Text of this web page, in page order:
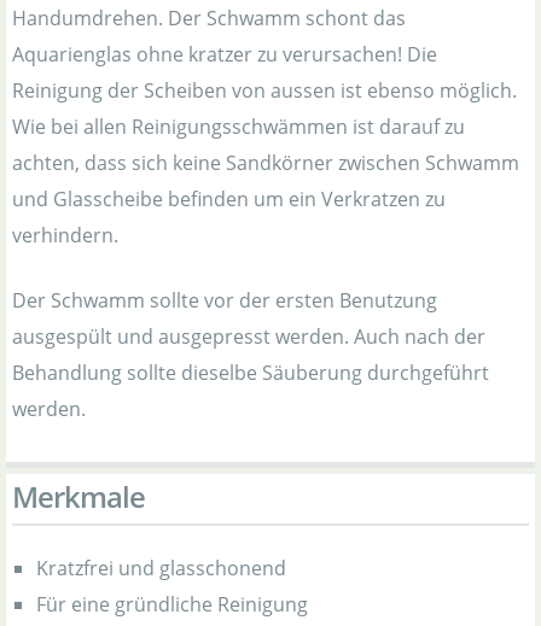
Handumdrehen. Der Schwamm schont das
Aquarienglas ohne kratzer zu verursachen! Die
Reinigung der Scheiben von aussen ist ebenso möglich.
Wie bei allen Reinigungsschwämmen ist darauf zu
achten, dass sich keine Sandkörner zwischen Schwamm
und Glasscheibe befinden um ein Verkratzen zu
verhindern.
Der Schwamm sollte vor der ersten Benutzung
ausgespült und ausgepresst werden. Auch nach der
Behandlung sollte dieselbe Säuberung durchgeführt
werden.
Merkmale
Kratzfrei und glasschonend
Für eine gründliche Reinigung